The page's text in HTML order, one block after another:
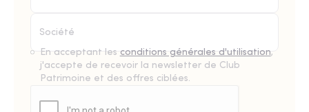
En acceptant les conditions générales d'utilisation,
j'accepte de recevoir la newsletter de Club
Patrimoine et des offres ciblées.